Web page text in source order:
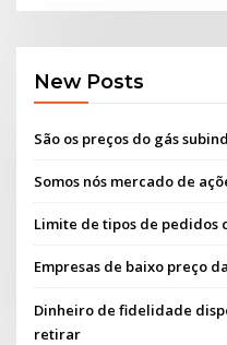
New Posts
São os preços do gás
Somos nós mercado de
Limite de tipos de pedidos
Empresas de baixo preço
Dinheiro de fidelidade
retirar